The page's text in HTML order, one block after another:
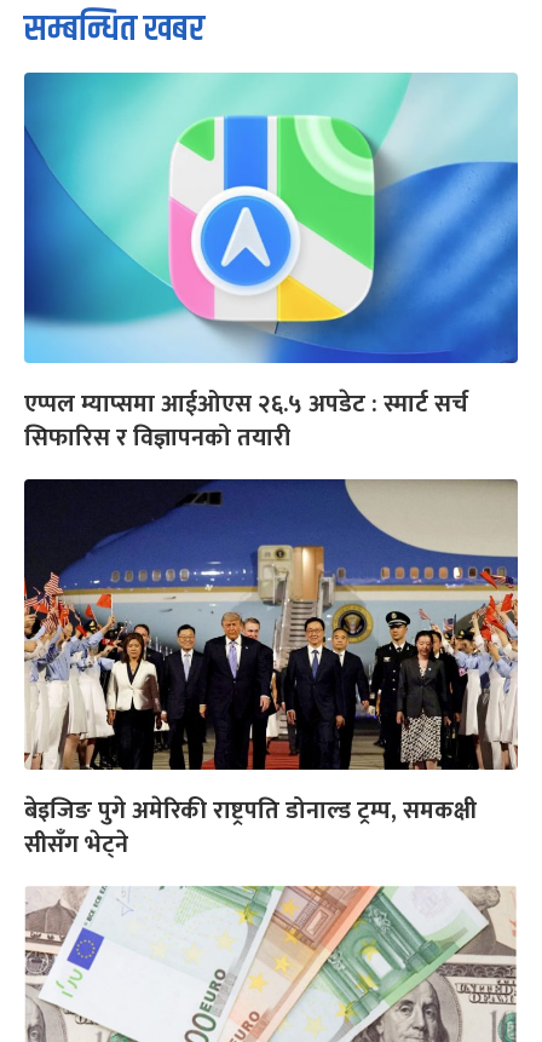
सम्बन्धित खबर
एप्पल म्याप्समा आईओएस २६.५ अपडेट : स्मार्ट सर्च
सिफारिस र विज्ञापनको तयारी
बेइजिङ पुगे अमेरिकी राष्ट्रपति डोनाल्ड ट्रम्प, समकक्षी
सीसँग भेट्ने